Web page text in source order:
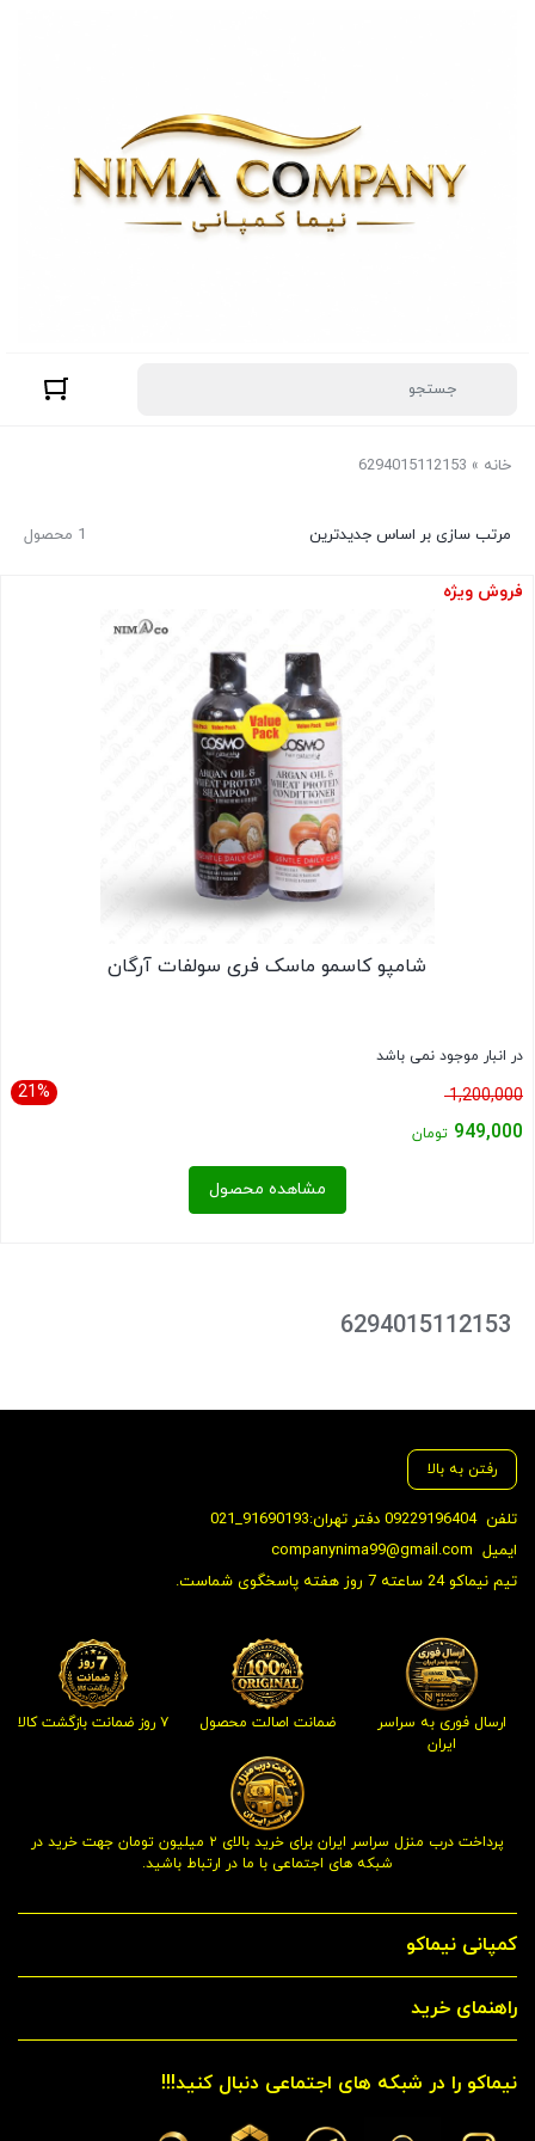
خانه »
6294015112153
1 محصول مرتب سازی بر اساس جدیدترین
فروش ویژه
شامپو کاسمو ماسک فری سولفات آرگان
در انبار موجود نمی باشد
21% 1,200,000قیمت
اصلی:
1,200,000 تومان
949,000 تومان
مشاهده محصول
6294015112153
رفتن به بالا
تلفن09229196404 دفتر تهران:91690193_021
ایمیل companynima99@gmail.com
تیم نیماکو 24 ساعته 7 روز هفته پاسخگوی شماست.
ارسال فوری به سراسر
ایران
ضمانت اصالت محصول ۷ روز ضمانت بازگشت کالا
پرداخت درب منزل سراسر ایران برای خرید بالای ۲ میلیون تومان جهت خرید در
شبکه های اجتماعی با ما در ارتباط باشید.
کمپانی نیماکو
راهنمای خرید
نیماکو را در شبکه های اجتماعی دنبال کنید!!!